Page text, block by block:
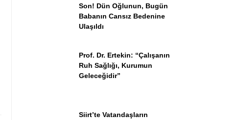
Son! Dün Oğlunun, Bugün
Babanın Cansız Bedenine
Ulaşıldı
Prof. Dr. Ertekin: “Çalışanın
Ruh Sağlığı, Kurumun
Geleceğidir”
Siirt’te Vatandaşların